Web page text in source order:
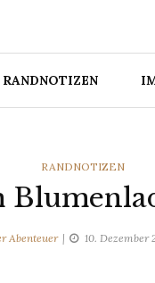
CATEGORIES
RANDNOTIZEN
Abenteuer 10. Dezember